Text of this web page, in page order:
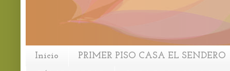
Inicio PRIMER PISO CASA EL SENDERO